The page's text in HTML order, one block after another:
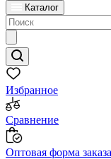
Каталог
Избранное
Сравнение
Оптовая форма заказа